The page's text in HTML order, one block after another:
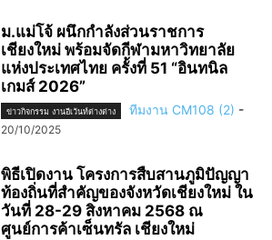
ม.แม่โจ้ ผนึกกำลังส่วนราชการ
เชียงใหม่ พร้อมจัดกีฬามหาวิทยาลัย
แห่งประเทศไทย ครั้งที่ 51 “อินทนิล
เกมส์ 2026”
ข่าวกิจกรรม งานอีเว้นท์ต่างต่าง ทีมงาน CM108 (2) -
20/10/2025
พิธีเปิดงาน โครงการสืบสานภูมิปัญญา
ท้องถิ่นที่สำคัญของจังหวัดเชียงใหม่ ใน
วันที่ 28-29 สิงหาคม 2568 ณ
ศูนย์การค้าเซ็นทรัล เชียงใหม่